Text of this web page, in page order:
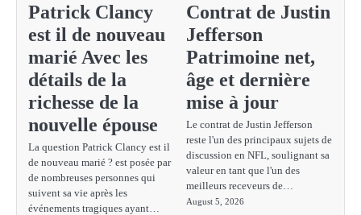
Patrick Clancy
est il de nouveau
marié Avec les
détails de la
richesse de la
nouvelle épouse
La question Patrick Clancy est il
de nouveau marié ? est posée par
de nombreuses personnes qui
suivent sa vie après les
événements tragiques ayant…
Contrat de Justin
Jefferson
Patrimoine net,
âge et dernière
mise à jour
Le contrat de Justin Jefferson
reste l'un des principaux sujets de
discussion en NFL, soulignant sa
valeur en tant que l'un des
meilleurs receveurs de…
August 5, 2026